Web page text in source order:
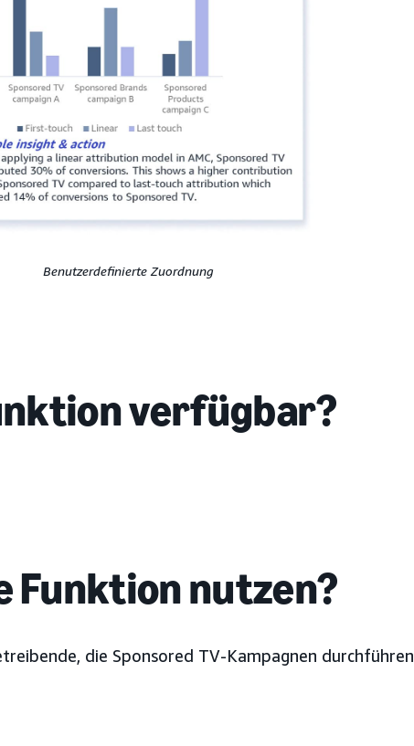
Benutzerdefinierte Zuordnung
verfügbar?
Funktion nutzen?
die Sponsored TV-Kampagnen durchführen